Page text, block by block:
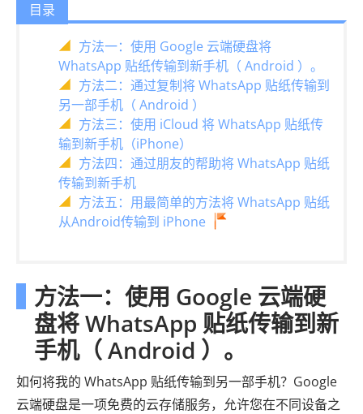
目录
方法一：使用 Google 云端硬盘将
WhatsApp 贴纸传输到新手机（ Android ）。
方法二：通过复制将 WhatsApp 贴纸传输到
另一部手机（ Android ）
方法三：使用 iCloud 将 WhatsApp 贴纸传
输到新手机（iPhone）
方法四：通过朋友的帮助将 WhatsApp 贴纸
传输到新手机
方法五：用最简单的方法将 WhatsApp 贴纸
从Android传输到 iPhone
方法一：使用 Google 云端硬
盘将 WhatsApp 贴纸传输到新
手机（ Android ）。
如何将我的 WhatsApp 贴纸传输到另一部手机？Google
云端硬盘是一项免费的云存储服务，允许您在不同设备之